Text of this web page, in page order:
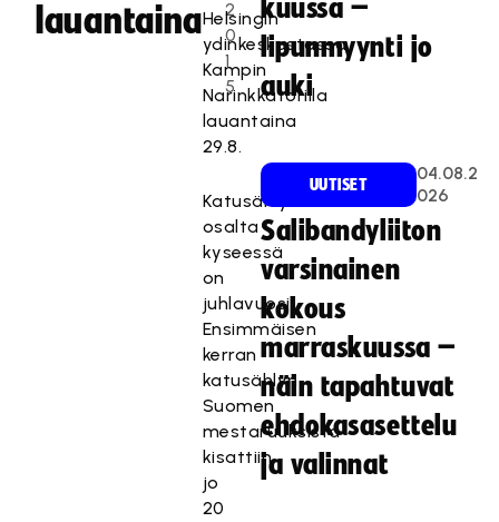
lauantaina
2
0
1
5
Helsingin
ydinkeskustassa
Kampin
Narinkkatorilla
lauantaina
29.8.
Katusählyn
osalta
kyseessä
on
juhlavuosi.
Ensimmäisen
kerran
katusählyn
Suomen
mestaruuksista
kisattiin
jo
20
kuussa –
lipunmyynti jo
auki
UUTISET
04.08.2
026
Salibandyliiton
varsinainen
kokous
marraskuussa –
näin tapahtuvat
ehdokasasettelu
ja valinnat